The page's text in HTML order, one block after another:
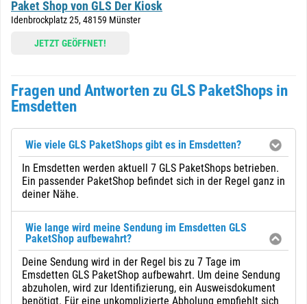
Paket Shop von GLS Der Kiosk
Idenbrockplatz 25, 48159 Münster
JETZT GEÖFFNET!
Fragen und Antworten zu GLS PaketShops in
Emsdetten
Wie viele GLS PaketShops gibt es in Emsdetten?
In Emsdetten werden aktuell 7 GLS PaketShops betrieben.
Ein passender PaketShop befindet sich in der Regel ganz in
deiner Nähe.
Wie lange wird meine Sendung im Emsdetten GLS
PaketShop aufbewahrt?
Deine Sendung wird in der Regel bis zu 7 Tage im
Emsdetten GLS PaketShop aufbewahrt. Um deine Sendung
abzuholen, wird zur Identifizierung, ein Ausweisdokument
benötigt. Für eine unkomplizierte Abholung empfiehlt sich